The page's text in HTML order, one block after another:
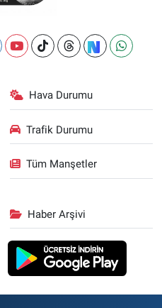
Hava Durumu
Trafik Durumu
Tüm Manşetler
Haber Arşivi